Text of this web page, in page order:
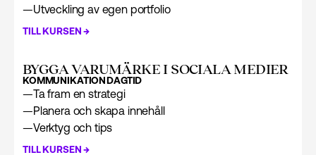
—Utveckling av egen portfolio
TILL KURSEN→
BYGGA VARUMÄRKE I SOCIALA MEDIER
KOMMUNIKATIONDAGTID
—Ta fram en strategi
—Planera och skapa innehåll
—Verktyg och tips
TILL KURSEN→